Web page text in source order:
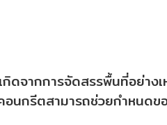
ดจากการจัดสรรพื้นที่อย่าง
รีตสามารถช่วยกำหนดขอ